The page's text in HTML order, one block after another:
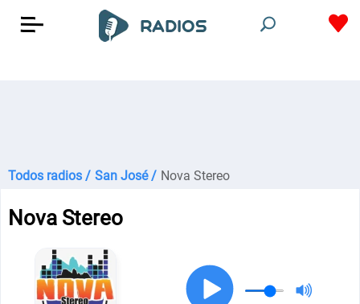
Todos radios / San José / Nova Stereo
Nova Stereo